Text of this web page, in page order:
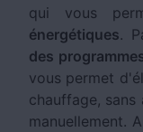
qui vous
énergétiques.
des
vous permet
chauffage,
manuellement.